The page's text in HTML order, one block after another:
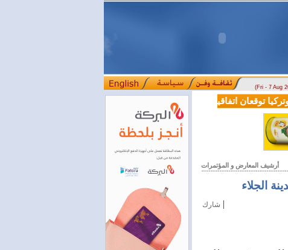
(Fri - 7 Aug
توقعان اتفاقية تعاون في مجالي التعليم العالي والبحث العلمي
أرشيف المعارض و المؤتمرات
شارك |